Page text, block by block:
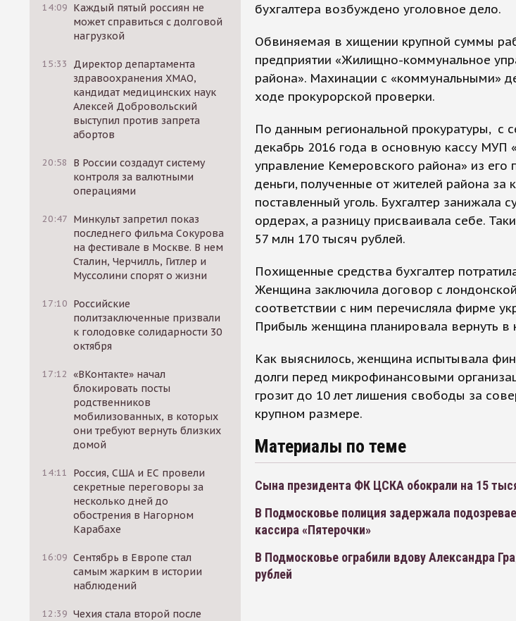
14:09 Каждый пятый россиян не
может справиться с долговой
нагрузкой
15:33
Директор департамента
здравоохранения ХМАО,
кандидат медицинских наук
Алексей Добровольский
выступил против запрета
абортов
20:58
В России создадут систему
контроля за валютными
операциями
20:47 Минкульт запретил показ
последнего фильма Сокурова
на фестивале в Москве. В нем
Сталин, Черчилль, Гитлер и
Муссолини спорят о жизни
17:10 Российские
политзаключенные призвали
к голодовке солидарности 30
октября
17:12 «ВКонтакте» начал
блокировать посты
родственников
мобилизованных, в которых
они требуют вернуть близких
домой
14:11
Россия, США и ЕС провели
секретные переговоры за
несколько дней до
обострения в Нагорном
Карабахе
16:09 Сентябрь в Европе стал
самым жарким в истории
наблюдений
12:39 Чехия стала второй после
бухгалтера возбуждено уголовное дело.
Обвиняемая в хищении крупной суммы
предприятии «Жилищно-коммунальное
района». Махинации с «коммунальными»
ходе прокурорской проверки.
По данным региональной прокуратуры, с
декабрь 2016 года в основную кассу
управление Кемеровского района» из его
деньги, полученные от жителей района за
поставленный уголь. Бухгалтер
ордерах, а разницу присваивала себе.
57 млн 170 тысяч рублей.
Похищенные средства бухгалтер
Женщина заключила договор с
соответствии с ним перечисляла фирме
Прибыль женщина планировала вернуть в
Как выяснилось, женщина испытывала
долги перед микрофинансовыми
грозит до 10 лет лишения свободы за
крупном размере.
Материалы по теме
Сына президента ФК ЦСКА обокрали на 15
В Подмосковье полиция задержала
кассира «Пятерочки»
В Подмосковье ограбили вдову Александра
рублей